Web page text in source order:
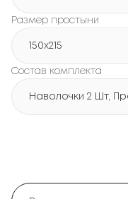
Размер простыни
150х215
Состав комплекта
Наволочки 2 Шт,